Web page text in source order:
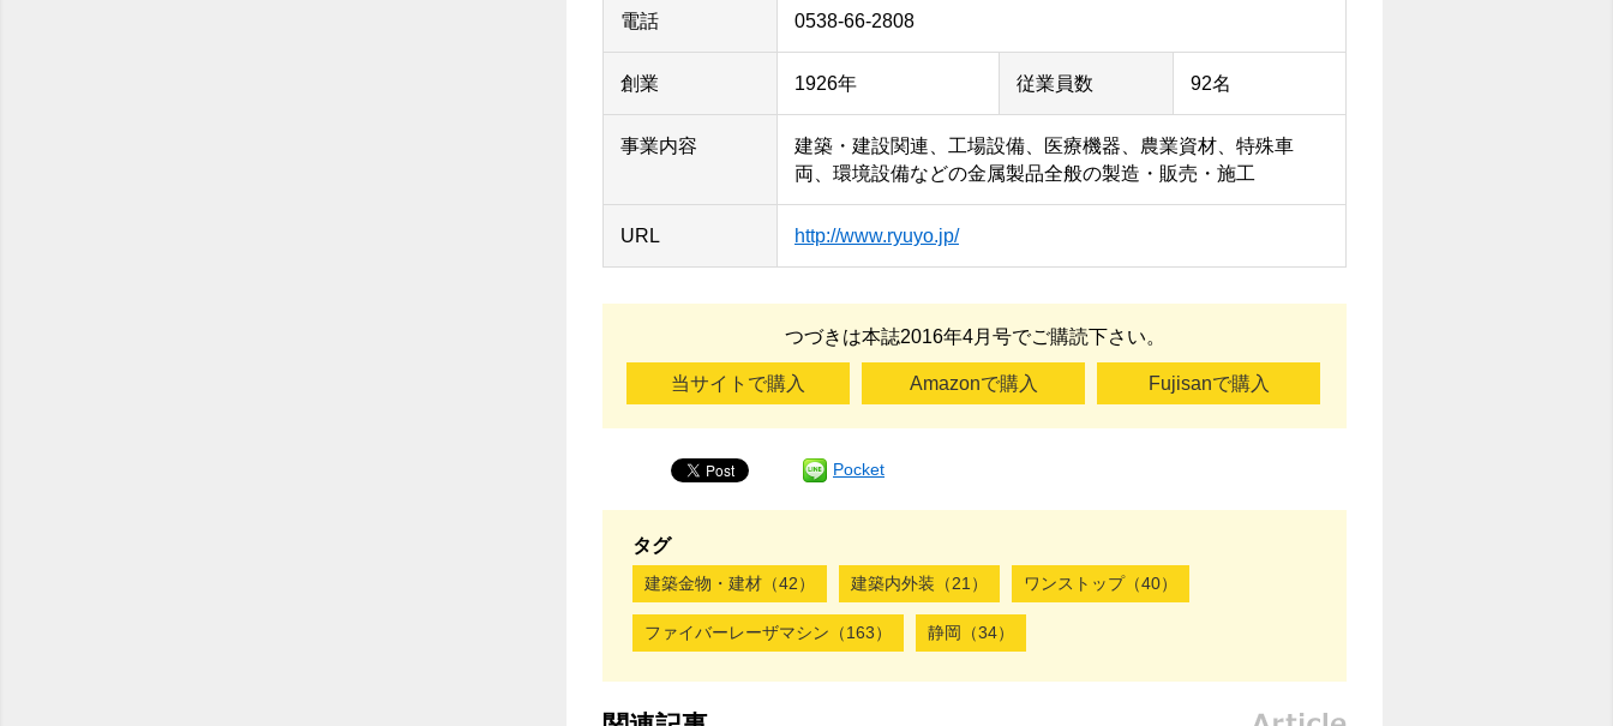
電話 0538-66-2808
創業 1926年 従業員数 92名
事業内容
建築・建設関連、工場設備、医療機器、農業資材、特殊車
両、環境設備などの金属製品全般の製造・販売・施工
URL http://www.ryuyo.jp/
つづきは本誌2016年4月号でご購読下さい。
当サイトで購入 Amazonで購入 Fujisanで購入
Pocket
タグ
建築金物・建材（42） 建築内外装（21） ワンストップ（40）
ファイバーレーザマシン（163） 静岡（34）